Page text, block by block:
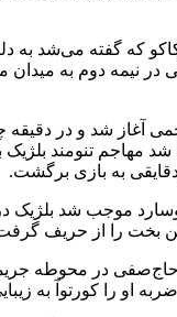
که گفته می‌شد به
در نیمه دوم به میدان
آغاز شد و در دقیقه
شد مهاجم تنومند
دقایقی به بازی برگشت.
موجب شد بلژیک در
این بخت را از حریف
بلند حاج‌صفی در محوطه
او را کورتوآ به